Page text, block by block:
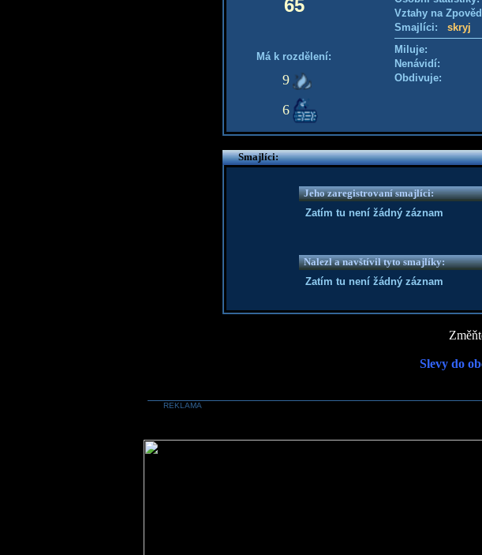
65
Má k rozdělení:
9
6
Vztahy na
Smajlíci: skryj
Miluje:
Nenávidí:
Obdivuje:
Smajlíci:
Jeho zaregistrovaní smajlíci:
Zatím tu není žádný záznam
Nalezl a navštívil tyto smajlíky:
Zatím tu není žádný záznam
Slevy do
REKLAMA